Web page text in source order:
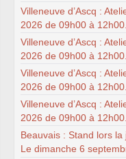
Villeneuve d’Ascq :
2026 de 09h00 à 12h00.
Villeneuve d’Ascq :
2026 de 09h00 à 12h00.
Villeneuve d’Ascq :
2026 de 09h00 à 12h00.
Villeneuve d’Ascq :
2026 de 09h00 à 12h00.
Beauvais : Stand lors la
Le dimanche 6